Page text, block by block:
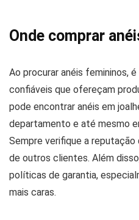
Onde comprar
Ao procurar anéis femininos,
confiáveis que ofereçam
pode encontrar anéis em
departamento e até mesmo
Sempre verifique a
de outros clientes. Além
políticas de garantia,
mais caras.